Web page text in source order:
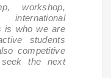
workshop,
is who we are
students
competitive
the next